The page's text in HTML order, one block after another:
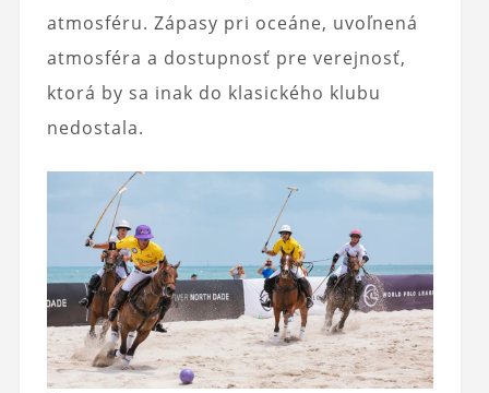
atmosféru. Zápasy pri oceáne, uvoľnená
atmosféra a dostupnosť pre verejnosť,
ktorá by sa inak do klasického klubu
nedostala.